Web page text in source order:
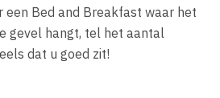
een Bed and Breakfast waar het
gevel hangt, tel het aantal
dat u goed zit!